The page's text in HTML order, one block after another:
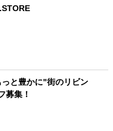
と豊かに"街のリビン
募集！